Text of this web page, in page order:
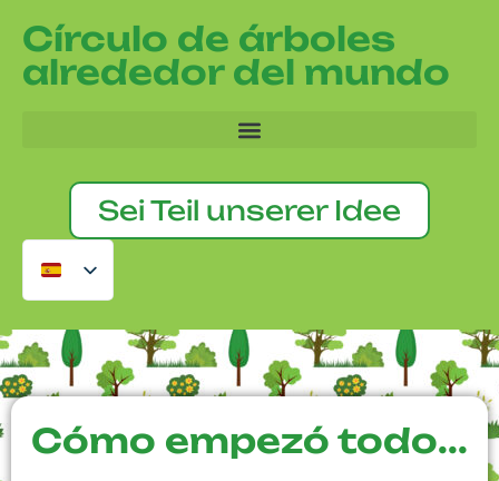
Círculo de árboles
alrededor del mundo
Sei Teil unserer Idee
Cómo empezó todo...